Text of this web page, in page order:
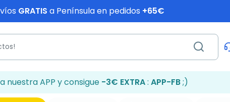
GRATIS a Península en pedidos +65€
nuestra APP y consigue -3€ EXTRA: APP-FB;)